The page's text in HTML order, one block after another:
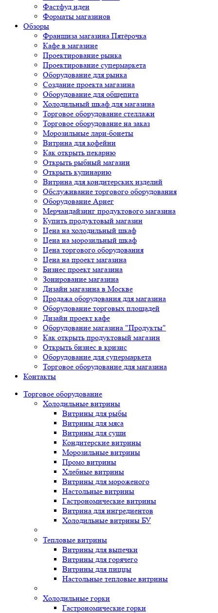
Фастфуд идеи
Форматы магазинов
Обзоры
Франшиза магазина Пятёрочка
Кафе в магазине
Проектирование рынка
Проектирование супермаркета
Оборудование для рынка
Создание проекта магазина
Оборудование для общепита
Холодильный шкаф для магазина
Торговое оборудование стеллажи
Торговое оборудование на заказ
Морозильные лари-бонеты
Витрина для кофейни
Как открыть пекарню
Открыть рыбный магазин
Открыть кулинарию
Витрина для кондитерских изделий
Обслуживание торгового оборудования
Оборудование Арнег
Мерчандайзинг продуктового магазина
Купить продуктовый магазин
Цена на холодильный шкаф
Цена на морозильный шкаф
Цена торгового оборудования
Цена на проект магазина
Бизнес проект магазина
Зонирование магазина
Дизайн магазина в Москве
Продажа оборудования для магазина
Оборудование торговых площадей
Дизайн проект кафе
Оборудование магазина "Продукты"
Как открыть продуктовый магазин
Открыть бизнес в кризис
Оборудование для супермаркета
Торговое оборудование для магазина
Контакты
Торговое оборудованиe
Холодильные витрины
Витрины для рыбы
Витрины для мяса
Витрины для суши
Кондитерские витрины
Морозильные витрины
Промо витрины
Хлебные витрины
Витрины для мороженого
Настольные витрины
Гастрономические витрины
Витрина для ингредиентов
Холодильные витрины БУ
Тепловые витрины
Витрины для выпечки
Витрины для горячего
Витрины для пиццы
Настольные тепловые витрины
Холодильные горки
Гастрономические горки